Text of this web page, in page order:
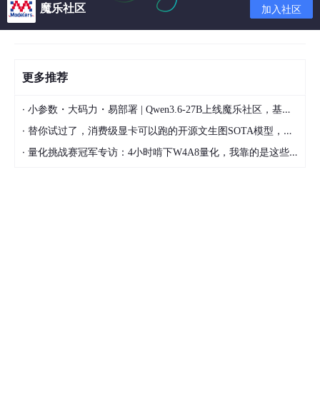
魔乐社区 加入社区
更多推荐
· 小参数・大码力・易部署 | Qwen3.6-27B上线魔乐社区，基于昇腾的部署教程来了
· 替你试过了，消费级显卡可以跑的开源文生图SOTA模型，顶级渲染、高密度文本绘图
· 量化挑战赛冠军专访：4小时啃下W4A8量化，我靠的是这些经验